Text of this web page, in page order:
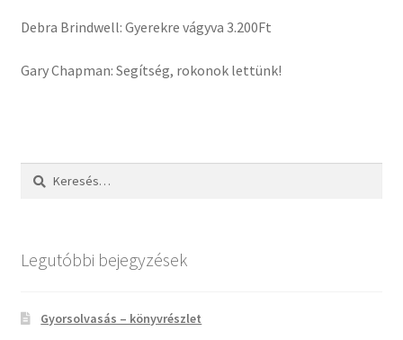
Debra Brindwell: Gyerekre vágyva 3.200Ft
Gary Chapman: Segítség, rokonok lettünk!
Keresés:
Legutóbbi bejegyzések
Gyorsolvasás – könyvrészlet